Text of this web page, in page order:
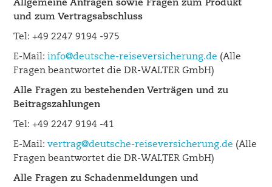
Allgemeine Anfragen sowie Fragen zum Produkt
und zum Vertragsabschluss
Tel: +49 2247 9194 -975
E-Mail:info@deutsche-reiseversicherung.de (Alle
Fragen beantwortet die DR-WALTER GmbH)
Alle Fragen zu bestehenden Verträgen und zu
Beitragszahlungen
Tel: +49 2247 9194 -41
E-Mail:vertrag@deutsche-reiseversicherung.de (Alle
Fragen beantwortet die DR-WALTER GmbH)
Alle Fragen zu Schadenmeldungen und